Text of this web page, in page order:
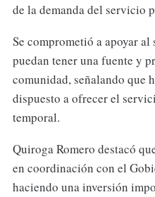
de la demanda del servicio
Se comprometió a apoyar
puedan tener una fuente y
comunidad, señalando que
dispuesto a ofrecer el
temporal.
Quiroga Romero destacó
en coordinación con el
haciendo una inversión